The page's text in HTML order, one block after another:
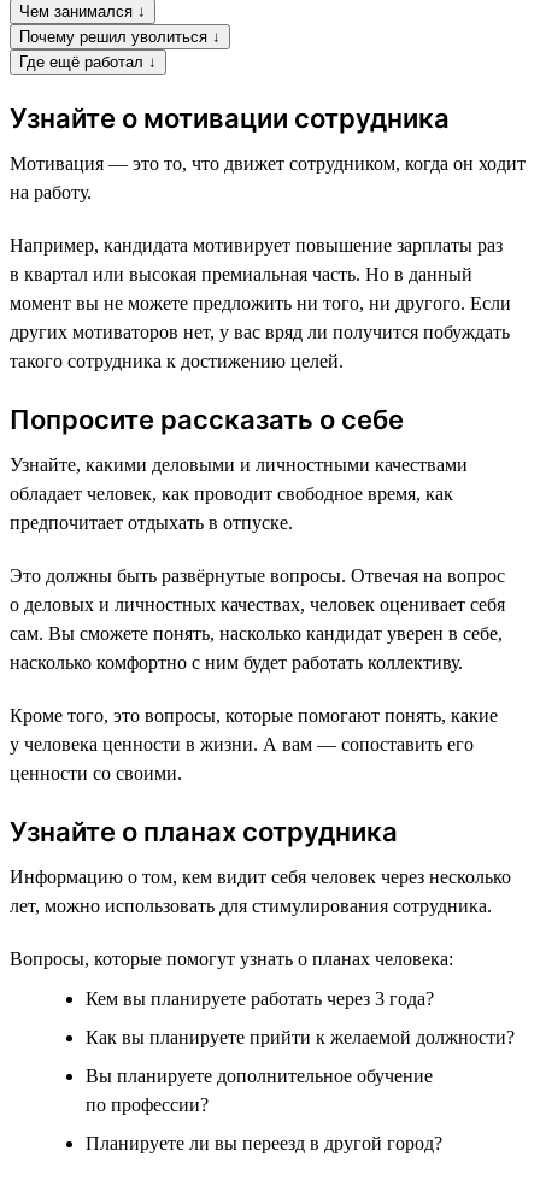
Чем занимался ↓
Почему решил уволиться ↓
Где ещё работал ↓
Узнайте о мотивации сотрудника
Мотивация — это то, что движет сотрудником, когда он ходит
на работу.
Например, кандидата мотивирует повышение зарплаты раз
в квартал или высокая премиальная часть. Но в данный
момент вы не можете предложить ни того, ни другого. Если
других мотиваторов нет, у вас вряд ли получится побуждать
такого сотрудника к достижению целей.
Попросите рассказать о себе
Узнайте, какими деловыми и личностными качествами
обладает человек, как проводит свободное время, как
предпочитает отдыхать в отпуске.
Это должны быть развёрнутые вопросы. Отвечая на вопрос
о деловых и личностных качествах, человек оценивает себя
сам. Вы сможете понять, насколько кандидат уверен в себе,
насколько комфортно с ним будет работать коллективу.
Кроме того, это вопросы, которые помогают понять, какие
у человека ценности в жизни. А вам — сопоставить его
ценности со своими.
Узнайте о планах сотрудника
Информацию о том, кем видит себя человек через несколько
лет, можно использовать для стимулирования сотрудника.
Вопросы, которые помогут узнать о планах человека:
Кем вы планируете работать через 3 года?
Как вы планируете прийти к желаемой должности?
Вы планируете дополнительное обучение
по профессии?
Планируете ли вы переезд в другой город?